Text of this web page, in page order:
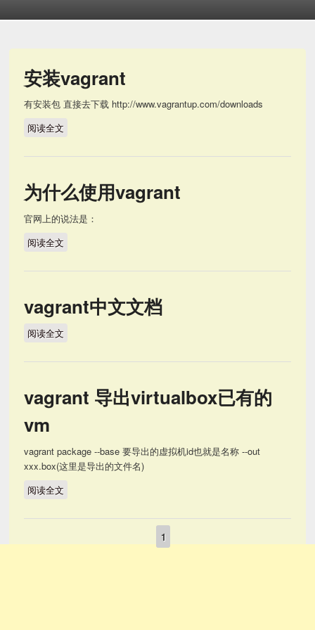
安装vagrant
有安装包 直接去下载 http://www.vagrantup.com/downloads
阅读全文
为什么使用vagrant
官网上的说法是：
阅读全文
vagrant中文文档
阅读全文
vagrant 导出virtualbox已有的
vm
vagrant package --base 要导出的虚拟机id也就是名称 --out
xxx.box(这里是导出的文件名)
阅读全文
1